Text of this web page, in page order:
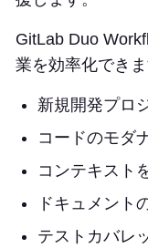
GitLab Duo
業を効率化できま
新規開発プロ
コードのモダ
コンテキスト
ドキュメント
テストカバレ